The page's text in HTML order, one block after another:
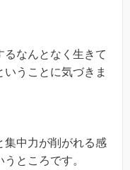
なんとなく生きて
うことに気づきま
集中力が削がれる感
ところです。